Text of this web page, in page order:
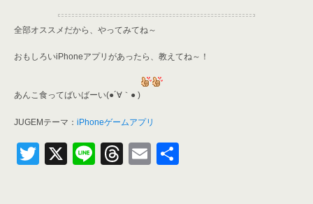
全部オススメだから、やってみてね～
おもしろいiPhoneアプリがあったら、教えてね～！
あんこ食ってばいばーい(●´∀｀● )
JUGEMテーマ： iPhoneゲームアプリ
T X Li T E